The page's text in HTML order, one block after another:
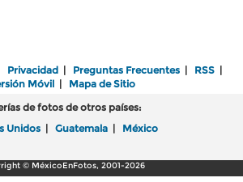
Privacidad | Preguntas Frecuentes | RSS |
Móvil| Mapa de Sitio
de fotos de otros países:
Unidos | Guatemala | México
© MéxicoEnFotos, 2001-2026